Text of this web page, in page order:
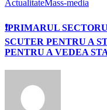
ActualitateMass-media
❗PRIMARUL
SCUTER PENTRU A
PENTRU A VEDEA